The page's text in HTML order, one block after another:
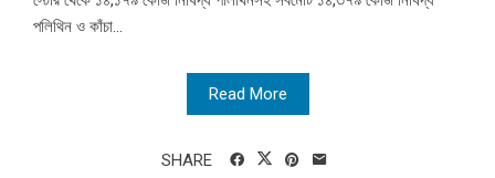
পলিথিন ও কাঁচা...
Read More
SHARE